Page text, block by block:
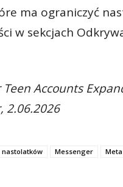
ma ograniczyć
w sekcjach
Accounts
2.06.2026
nastolatków Messenger Meta